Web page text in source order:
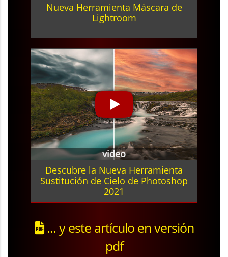
Nueva Herramienta Máscara de
Lightroom
video
Descubre la Nueva Herramienta
Sustitución de Cielo de Photoshop
2021
... y este artículo en versión
pdf